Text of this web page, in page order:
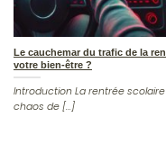
Le cauchemar du trafic de la
votre bien-être ?
Introduction La rentrée
chaos de [...]